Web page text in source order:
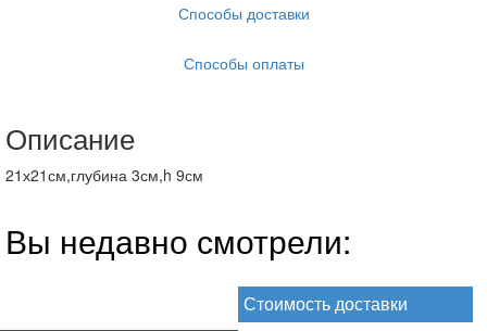
Способы доставки
Способы оплаты
Описание
21х21см,глубина 3см,h 9см
Вы недавно смотрели:
Стоимость доставки